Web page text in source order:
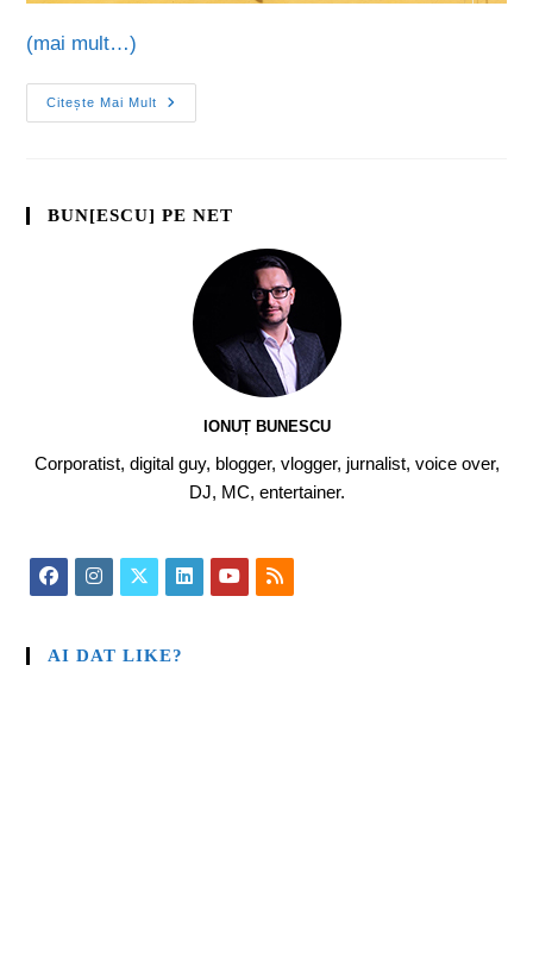
(mai mult…)
Citește Mai Mult
BUN[ESCU] PE NET
IONUȚ BUNESCU
Corporatist, digital guy, blogger, vlogger, jurnalist, voice over,
DJ, MC, entertainer.
AI DAT LIKE?